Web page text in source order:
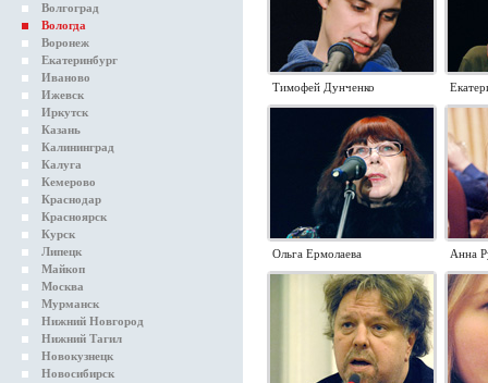
Волгоград
Вологда
Воронеж
Екатеринбург
Иваново
Ижевск
Иркутск
Казань
Калининград
Калуга
Кемерово
Краснодар
Красноярск
Курск
Липецк
Майкоп
Москва
Мурманск
Нижний Новгород
Нижний Тагил
Новокузнецк
Новосибирск
Тимофей Дунченко
Ольга Ермолаева Анна